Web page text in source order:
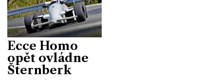
Ecce Homo
opět ovládne
Šternberk